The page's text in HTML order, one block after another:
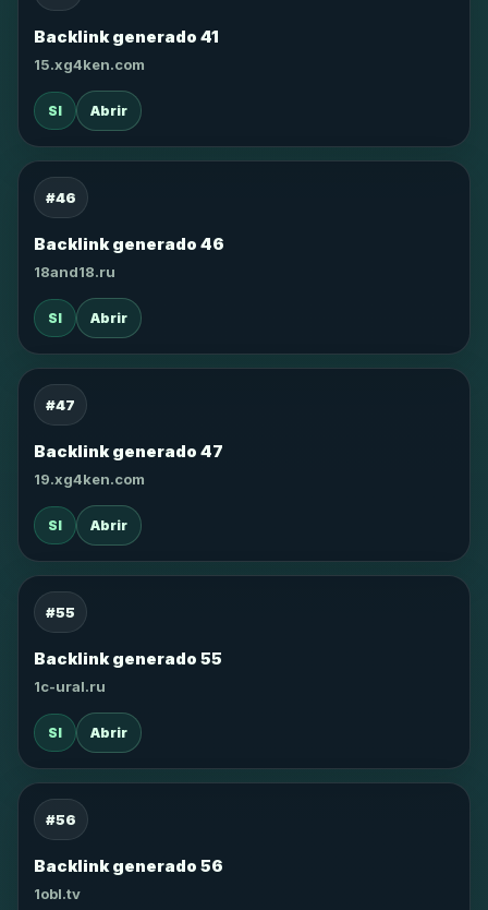
Backlink generado 41
15.xg4ken.com
SI Abrir
#46
Backlink generado 46
18and18.ru
SI Abrir
#47
Backlink generado 47
19.xg4ken.com
SI Abrir
#55
Backlink generado 55
1c-ural.ru
SI Abrir
#56
Backlink generado 56
1obl.tv